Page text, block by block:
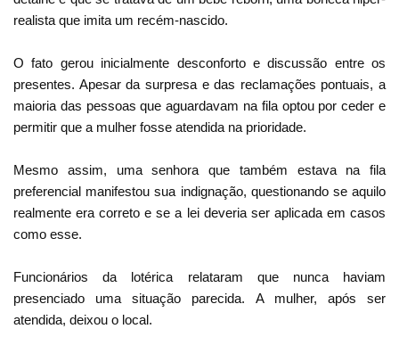
realista que imita um recém-nascido.
O fato gerou inicialmente desconforto e discussão entre os
presentes. Apesar da surpresa e das reclamações pontuais, a
maioria das pessoas que aguardavam na fila optou por ceder e
permitir que a mulher fosse atendida na prioridade.
Mesmo assim, uma senhora que também estava na fila
preferencial manifestou sua indignação, questionando se aquilo
realmente era correto e se a lei deveria ser aplicada em casos
como esse.
Funcionários da lotérica relataram que nunca haviam
presenciado uma situação parecida. A mulher, após ser
atendida, deixou o local.